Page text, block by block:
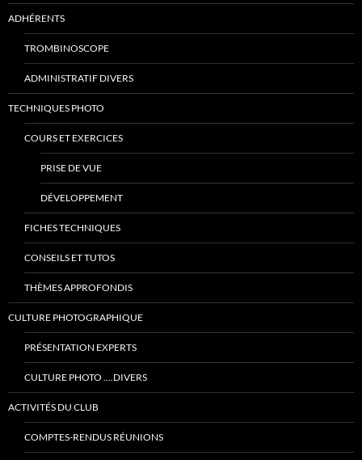
ADHÉRENTS
TROMBINOSCOPE
ADMINISTRATIF DIVERS
TECHNIQUES PHOTO
COURS ET EXERCICES
PRISE DE VUE
DÉVELOPPEMENT
FICHES TECHNIQUES
CONSEILS ET TUTOS
THÈMES APPROFONDIS
CULTURE PHOTOGRAPHIQUE
PRÉSENTATION EXPERTS
CULTURE PHOTO ….DIVERS
ACTIVITÉS DU CLUB
COMPTES-RENDUS RÉUNIONS